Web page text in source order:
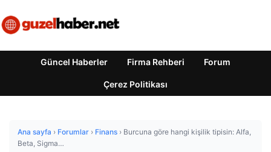
Güncel Haberler Firma Rehberi Forum
Çerez Politikası
Ana sayfa › Forumlar › Finans › Burcuna göre hangi kişilik tipisin: Alfa,
Beta, Sigma…